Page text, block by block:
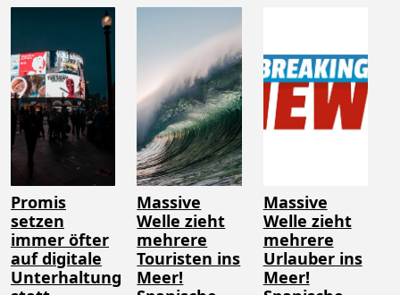
Promis
setzen
immer öfter
auf digitale
Unterhaltung
Massive
Welle zieht
mehrere
Touristen ins
Meer!
Massive
Welle zieht
mehrere
Urlauber ins
Meer!